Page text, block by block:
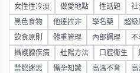
女性性冷淡 做愛地點 性話題 社
黑色食物 他達拉非 學名藥 超級
飲食原則 體重管理 內部調理 不
攝護腺疾病 壯陽方法 口腔衛生
禁慾迷思 備孕知識 高溫不育 高